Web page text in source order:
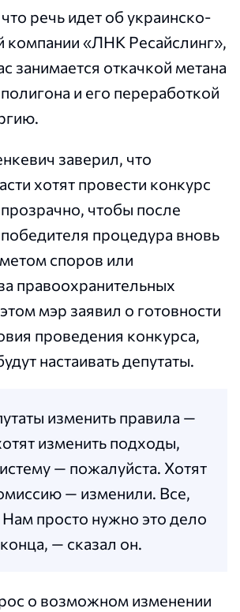
речь идет об украинско-
компании «ЛНК Ресайслинг»,
занимается откачкой метана
и его переработкой
заверил, что
хотят провести конкурс
чтобы после
процедура вновь
споров или
правоохранительных
мэр заявил о готовности
проведения конкурса,
настаивать депутаты.
изменить правила —
изменить подходы,
— пожалуйста. Хотят
— изменили. Все,
Нам просто нужно это дело
— сказал он.
о возможном изменении